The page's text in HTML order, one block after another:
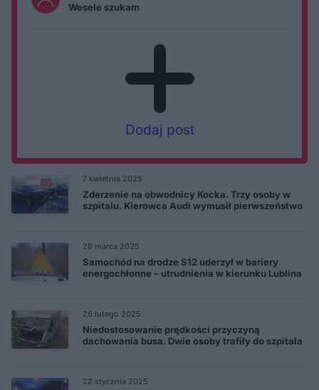
7 kwietnia 2025
Zderzenie na obwodnicy Kocka. Trzy osoby w
szpitalu. Kierowca Audi wymusił pierwszeństwo
28 marca 2025
Samochód na drodze S12 uderzył w bariery
energochłonne – utrudnienia w kierunku Lublina
26 lutego 2025
Niedostosowanie prędkości przyczyną
dachowania busa. Dwie osoby trafiły do szpitala
22 stycznia 2025
Wesele szukam
Dodaj post